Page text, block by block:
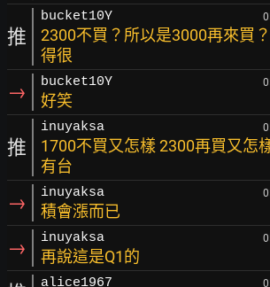
推
bucket10Y
2300不買？所以是3000再來買
得很
→ bucket10Y
好笑
推
inuyaksa
1700不買又怎樣 2300再買又怎
有台
→ inuyaksa
積會漲而已
→ inuyaksa
再說這是Q1的
alice1967